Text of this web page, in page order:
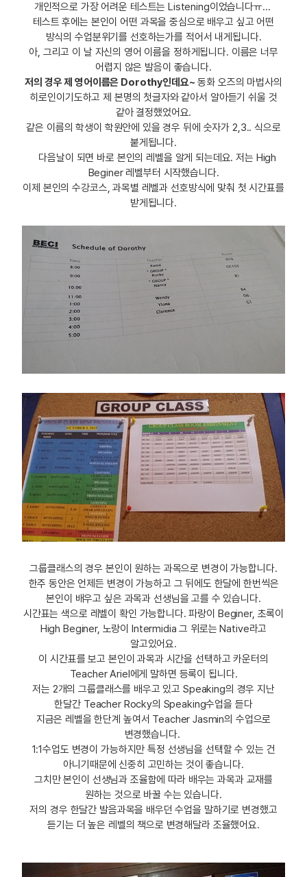
개인적으로 가장 어려운 테스트는 Listening이었습니다ㅠ...
테스트 후에는 본인이 어떤 과목을 중심으로 배우고 싶고 어떤
방식의 수업분위기를 선호하는가를 적어서 내게됩니다.
아, 그리고 이 날 자신의 영어 이름을 정하게됩니다. 이름은 너무
어렵지 않은 발음이 좋습니다.
저의 경우 제 영어이름은 Dorothy인데요~ 동화 오즈의 마법사의
히로인이기도하고 제 본명의 첫글자와 같아서 알아듣기 쉬울 것
같아 결정했었어요.
같은 이름의 학생이 학원안에 있을 경우 뒤에 숫자가 2,3.. 식으로
붙게됩니다.
다음날이 되면 바로 본인의 레벨을 알게 되는데요. 저는 High
Beginer 레벨부터 시작했습니다.
이제 본인의 수강코스, 과목별 레벨과 선호방식에 맞춰 첫 시간표를
받게됩니다.
그룹클래스의 경우 본인이 원하는 과목으로 변경이 가능합니다.
한주 동안은 언제든 변경이 가능하고 그 뒤에도 한달에 한번씩은
본인이 배우고 싶은 과목과 선생님을 고를 수 있습니다.
시간표는 색으로 레벨이 확인 가능합니다. 파랑이 Beginer, 초록이
High Beginer, 노랑이 Intermidia 그 위로는 Native라고
알고있어요.
이 시간표를 보고 본인이 과목과 시간을 선택하고 카운터의
Teacher Ariel에게 말하면 등록이 됩니다.
저는 2개의 그룹클래스를 배우고 있고 Speaking의 경우 지난
한달간 Teacher Rocky의 Speaking수업을 듣다
지금은 레벨을 한단계 높여서 Teacher Jasmin의 수업으로
변경했습니다.
1:1수업도 변경이 가능하지만 특정 선생님을 선택할 수 있는 건
아니기때문에 신중히 고민하는 것이 좋습니다.
그치만 본인이 선생님과 조율함에 따라 배우는 과목과 교재를
원하는 것으로 바꿀 수는 있습니다.
저의 경우 한달간 발음과목을 배우던 수업을 말하기로 변경했고
듣기는 더 높은 레벨의 책으로 변경해달라 조율했어요.